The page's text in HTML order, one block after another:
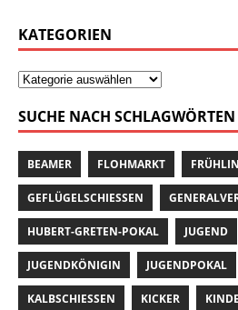
KATEGORIEN
SUCHE NACH SCHLAGWÖRTEN
BEAMER FLOHMARKT
GEFLÜGELSCHIESSEN
HUBERT-GRETEN-POKAL JUGEND
JUGENDKÖNIGIN JUGENDPOKAL
KALBSCHIESSEN KICKER